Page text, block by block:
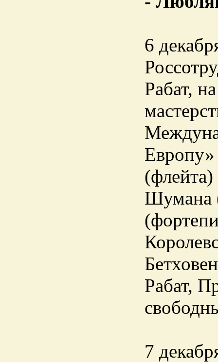
6
Рабат,
Европу»
Шумана
Рабат,
7